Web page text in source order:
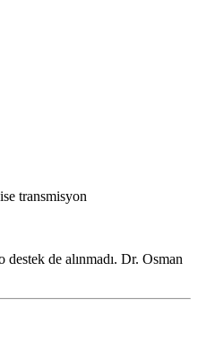
transmisyon
de alınmadı. Dr. Osman